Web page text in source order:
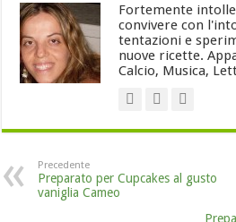
Fortemente
convivere con
tentazioni e
nuove ricette.
Calcio, Musica,
Precedente
Preparato per Cupcakes al gusto
vaniglia Cameo